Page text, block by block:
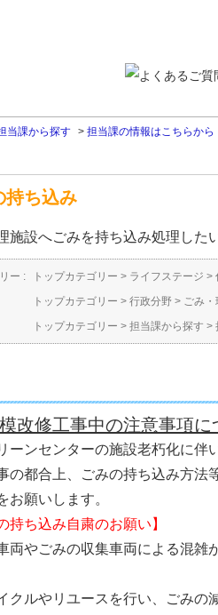
当課から探す > 担当課の情報はこちらから
持ち込み
施設へごみを持ち込み処理したい
ー : トップカテゴリー > ライフステージ >
トップカテゴリー > 行政分野 > ごみ・
トップカテゴリー > 担当課から探す >
改修工事中の注意事項に
ーンセンターの施設老朽化に伴
の都合上、ごみの持ち込み方法
お願いします。
持ち込み自粛のお願い】
両やごみの収集車両による混雑
ルやリユースを行い、ごみの